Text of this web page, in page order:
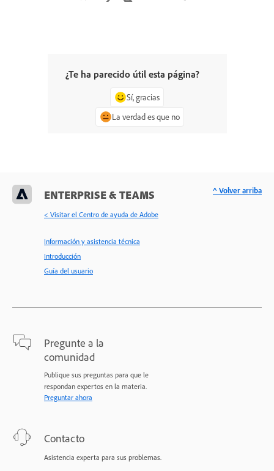
¿Te ha parecido útil esta página?
Sí, gracias
La verdad es que no
ENTERPRISE & TEAMS
< Visitar el Centro de ayuda de Adobe
Información y asistencia técnica
Introducción
Guía del usuario
Pregunte a la
comunidad
Publique sus preguntas para que le
respondan expertos en la materia.
Preguntar ahora
Contacto
Asistencia experta para sus problemas.
^ Volver arriba